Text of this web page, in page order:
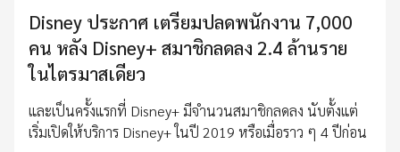
Disney ประกาศ เตรียมปลดพนักงาน 7,000
คน หลัง Disney+ สมาชิกลดลง 2.4 ล้านราย
ในไตรมาสเดียว
และเป็นครั้งแรกที่ Disney+ มีจำนวนสมาชิกลดลง นับตั้งแต่
เริ่มเปิดให้บริการ Disney+ ในปี 2019 หรือเมื่อราว ๆ 4 ปีก่อน